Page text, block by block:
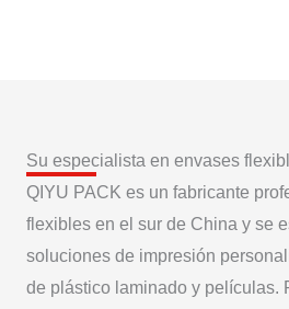
Su especialista en envases
QIYU PACK es un fabricante
flexibles en el sur de China y se
soluciones de impresión
de plástico laminado y películas.